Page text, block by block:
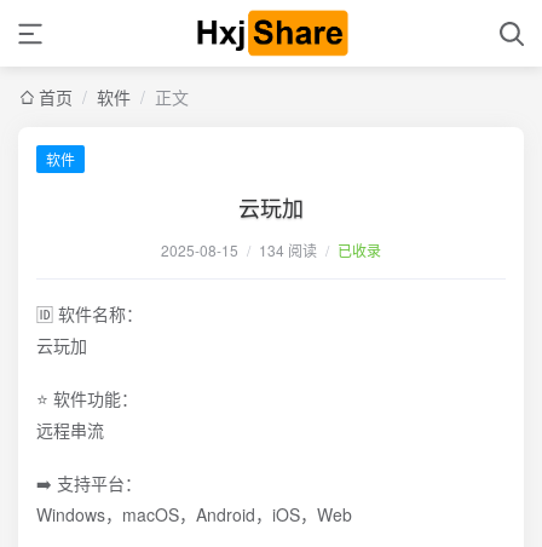
首页 / 软件 / 正文
软件
云玩加
2025-08-15 / 134 阅读 / 已收录
🆔 软件名称：
云玩加
⭐️ 软件功能：
远程串流
➡️ 支持平台：
Windows，macOS，Android，iOS，Web